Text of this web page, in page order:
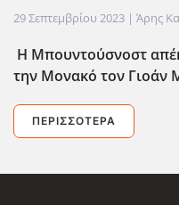
29 Σεπτεμβρίου 2023 | Άρης
Η Μπουντούσνοστ
την Μονακό τον Γιοάν
ΠΕΡΙΣΣΌΤΕΡΑ